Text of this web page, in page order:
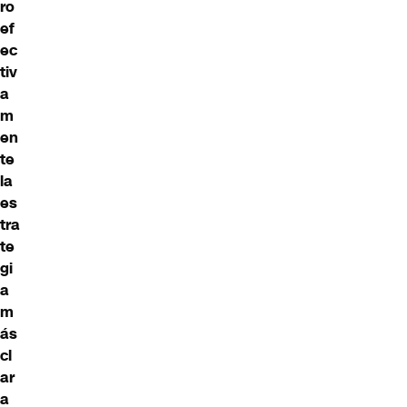
ro
ef
ec
tiv
a
m
en
te
la
es
tra
te
gi
a
m
ás
cl
ar
a